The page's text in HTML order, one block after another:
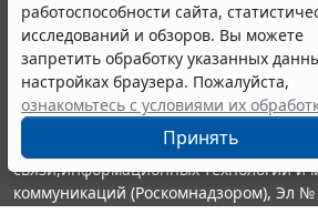
работоспособности сайта,
исследований и обзоров. Вы можете
запретить обработку указанных
настройках браузера. Пожалуйста,
ознакомьтесь с условиями их
Принять
© ООО "НПП "ГАРАНТ-СЕРВИС", 2026.
выпускается с 1990 года. Компания
являются участниками Российской
информации ГАРАНТ.
Портал ГАРАНТ.РУ зарегистрирован в
издания Федеральной службой по
связи,информационных технологий и
коммуникаций (Роскомнадзором), Эл